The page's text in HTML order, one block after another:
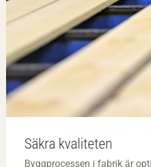
Säkra kvaliteten
Byggprocessen i fabrik är